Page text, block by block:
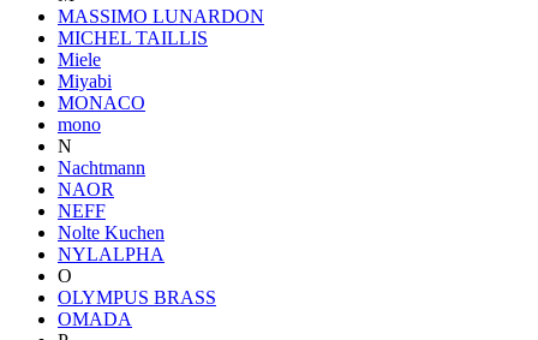
MASSIMO LUNARDON
MICHEL TAILLIS
Miele
Miyabi
MONACO
mono
N
Nachtmann
NAOR
NEFF
Nolte Kuchen
NYLALPHA
O
OLYMPUS BRASS
OMADA